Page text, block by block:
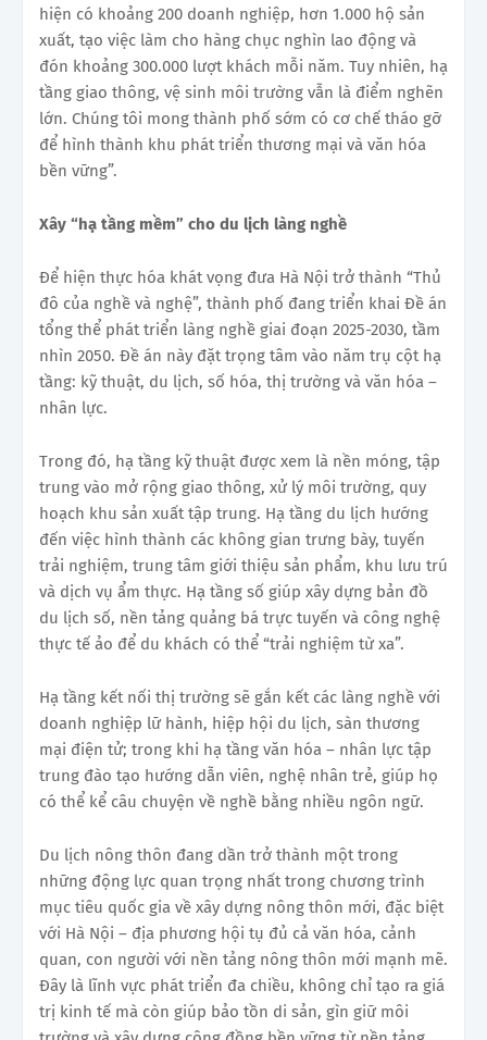
hiện có khoảng 200 doanh nghiệp, hơn 1.000 hộ sản
xuất, tạo việc làm cho hàng chục nghìn lao động và
đón khoảng 300.000 lượt khách mỗi năm. Tuy nhiên, hạ
tầng giao thông, vệ sinh môi trường vẫn là điểm nghẽn
lớn. Chúng tôi mong thành phố sớm có cơ chế tháo gỡ
để hình thành khu phát triển thương mại và văn hóa
bền vững”.
Xây “hạ tầng mềm” cho du lịch làng nghề
Để hiện thực hóa khát vọng đưa Hà Nội trở thành “Thủ
đô của nghề và nghệ”, thành phố đang triển khai Đề án
tổng thể phát triển làng nghề giai đoạn 2025-2030, tầm
nhìn 2050. Đề án này đặt trọng tâm vào năm trụ cột hạ
tầng: kỹ thuật, du lịch, số hóa, thị trường và văn hóa –
nhân lực.
Trong đó, hạ tầng kỹ thuật được xem là nền móng, tập
trung vào mở rộng giao thông, xử lý môi trường, quy
hoạch khu sản xuất tập trung. Hạ tầng du lịch hướng
đến việc hình thành các không gian trưng bày, tuyến
trải nghiệm, trung tâm giới thiệu sản phẩm, khu lưu trú
và dịch vụ ẩm thực. Hạ tầng số giúp xây dựng bản đồ
du lịch số, nền tảng quảng bá trực tuyến và công nghệ
thực tế ảo để du khách có thể “trải nghiệm từ xa”.
Hạ tầng kết nối thị trường sẽ gắn kết các làng nghề với
doanh nghiệp lữ hành, hiệp hội du lịch, sàn thương
mại điện tử; trong khi hạ tầng văn hóa – nhân lực tập
trung đào tạo hướng dẫn viên, nghệ nhân trẻ, giúp họ
có thể kể câu chuyện về nghề bằng nhiều ngôn ngữ.
Du lịch nông thôn đang dần trở thành một trong
những động lực quan trọng nhất trong chương trình
mục tiêu quốc gia về xây dựng nông thôn mới, đặc biệt
với Hà Nội – địa phương hội tụ đủ cả văn hóa, cảnh
quan, con người với nền tảng nông thôn mới mạnh mẽ.
Đây là lĩnh vực phát triển đa chiều, không chỉ tạo ra giá
trị kinh tế mà còn giúp bảo tồn di sản, gìn giữ môi